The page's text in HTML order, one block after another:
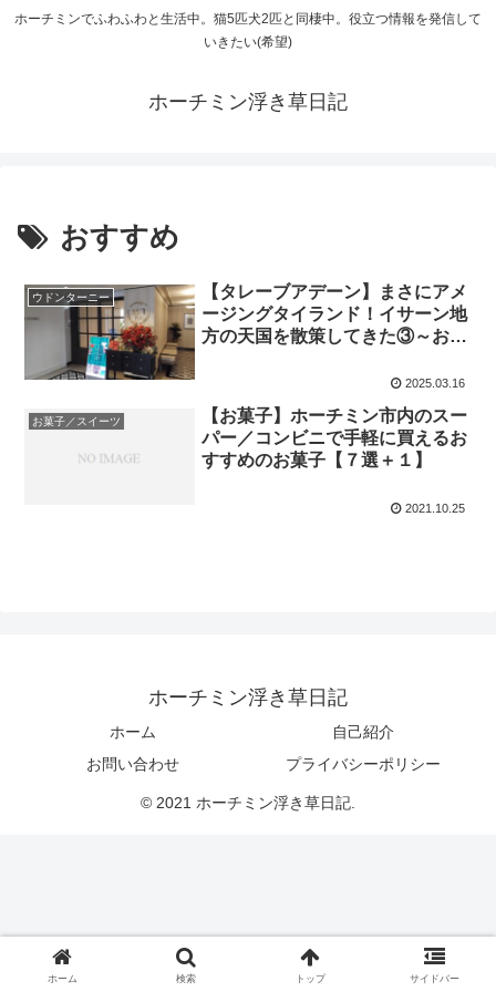
ホーチミンでふわふわと生活中。猫5匹犬2匹と同棲中。役立つ情報を発信して
いきたい(希望)
ホーチミン浮き草日記
おすすめ
ウドンターニー
【タレーブアデーン】まさにアメ
ージングタイランド！イサーン地
方の天国を散策してきた③～おす
2025.03.16
お菓子／スイーツ
【お菓子】ホーチミン市内のスー
パー／コンビニで手軽に買えるお
すすめのお菓子【７選＋１】
2021.10.25
ホーチミン浮き草日記
ホーム
自己紹介
お問い合わせ
プライバシーポリシー
© 2021 ホーチミン浮き草日記.
ホーム 検索 トップ サイドバー